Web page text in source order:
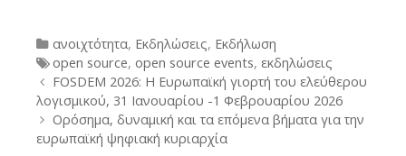
Categories
ανοιχτότητα, Εκδηλώσεις, Εκδήλωση
Tags
open source, open source events, εκδηλώσεις
Post
navigation
FOSDEM 2026: Η Ευρωπαϊκή γιορτή του ελεύθερου
λογισμικού, 31 Ιανουαρίου -1 Φεβρουαρίου 2026
Ορόσημα, δυναμική και τα επόμενα βήματα για την
ευρωπαϊκή ψηφιακή κυριαρχία